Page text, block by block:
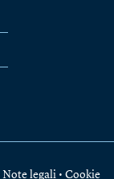
Note legali • Cookie